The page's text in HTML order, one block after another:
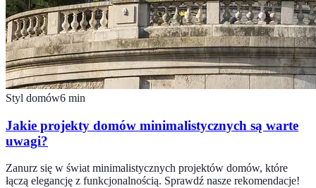
Styl domów6 min
Jakie projekty domów minimalistycznych są warte
uwagi?
Zanurz się w świat minimalistycznych projektów domów, które
łączą elegancję z funkcjonalnością. Sprawdź nasze rekomendacje!